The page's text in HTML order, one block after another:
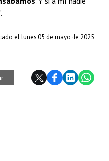
el lunes 05 de mayo de 2025